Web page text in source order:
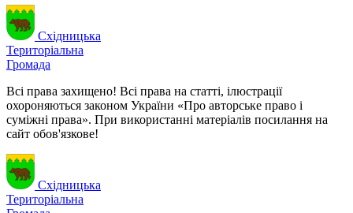
Східницька
Територіальна
Громада
Всі права захищено! Всі права на статті, ілюстрації
охороняються законом України «Про авторське право і
суміжні права». При використанні матеріалів посилання на
сайт обов'язкове!
Східницька
Територіальна